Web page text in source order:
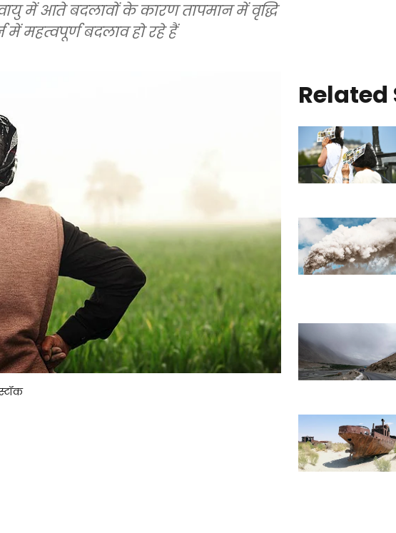
में आते बदलावों के कारण तापमान में वृद्धि
महत्वपूर्ण बदलाव हो रहे हैं
Related